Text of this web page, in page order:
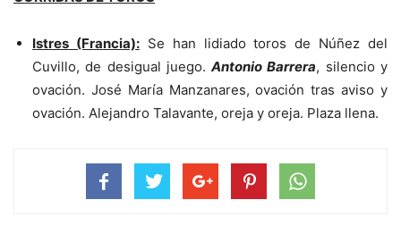
Istres (Francia):Se han lidiado toros de Núñez del
Cuvillo, de desigual juego.Antonio Barrera, silencio y
ovación. José María Manzanares, ovación tras aviso y
ovación. Alejandro Talavante, oreja y oreja. Plaza llena.